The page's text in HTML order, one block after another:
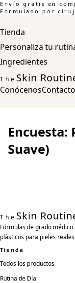
Envío gratis en
Formulado por
Tienda
Personaliza tu
Ingredientes
The Skin
ConócenosContacto
Encuesta:
Suave)
The Skin
Fórmulas de grado
plásticos para pieles
Tienda
Todos los productos
Rutina de Día